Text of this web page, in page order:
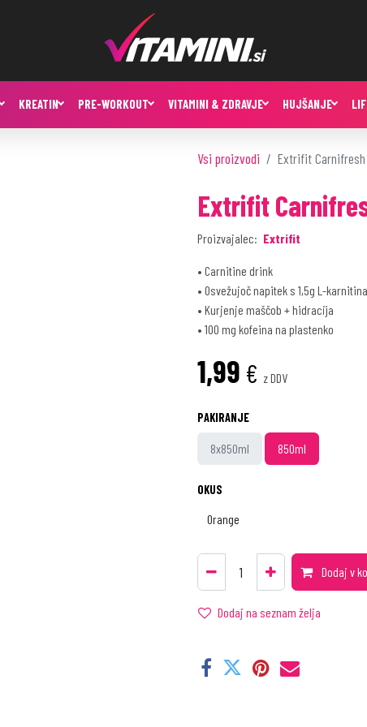
KREATIN PRE-WORKOUT VITAMINI & ZDRAVJE HUJŠANJE
Vsi proizvodi Extrifit Carnifresh
Extrifit
Proizvajalec: Extrifit
• Carnitine drink
• Osvežujoč napitek s 1,5g L-karnitina
• Kurjenje maščob + hidracija
• 100 mg kofeina na plastenko
1,99 € z DDV
PAKIRANJE
8x850ml 850ml
OKUS
Dodaj v
Dodaj na seznam želja